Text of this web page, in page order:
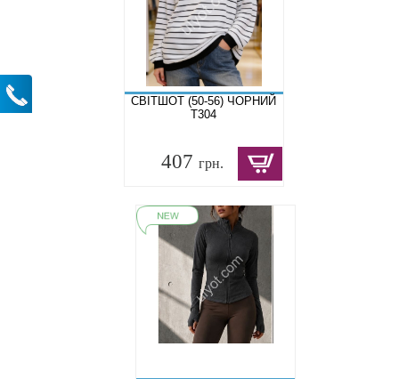
СВІТШОТ (50-56) ЧОРНИЙ
T304
407 грн.